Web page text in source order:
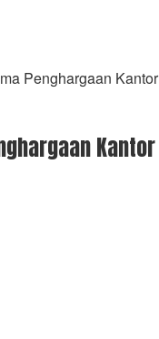
Penghargaan